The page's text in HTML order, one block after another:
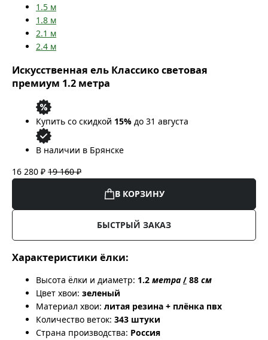
1.5 м
1.8 м
2.1 м
2.4 м
Искусственная ель Классико световая
премиум 1.2 метра
Купить со скидкой 15% до 31 августа
В наличии в Брянске
16 280 ₽ 19 160 ₽
В КОРЗИНУ
БЫСТРЫЙ ЗАКАЗ
Характеристики ёлки:
Высота ёлки и диаметр: 1.2 метра / 88 см
Цвет хвои: зеленый
Материал хвои: литая резина + плёнка пвх
Количество веток: 343 штуки
Страна производства: Россия